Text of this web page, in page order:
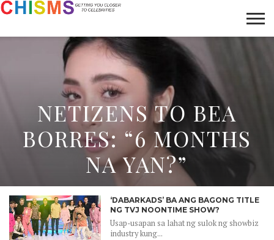
LIFESTYLE
GALLERY
ARTICLES
ABOUT
NETIZENS TO BEA
BORRES: “6 MONTHS
NA YAN?”
‘DABARKADS’ BA ANG BAGONG TITLE
NG TVJ NOONTIME SHOW?
Usap-usapan sa lahat ng sulok ng showbiz
industry kung...